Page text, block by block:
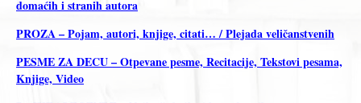
domaćih i stranih autora
PROZA – Pojam, autori, knjige, citati… / Plejada veličanstvenih
PESME ZA DECU – Otpevane pesme, Recitacije, Tekstovi pesama,
Knjige, Video